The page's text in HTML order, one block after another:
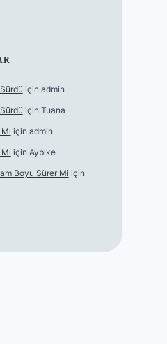
için admin
için Tuana
için admin
için Aybike
Boyu Sürer Mi için